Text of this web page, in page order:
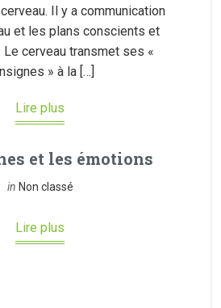
Il y a communication
et les plans conscients et
cerveau transmet ses «
» à la […]
Lire plus
et les émotions
in Non classé
Lire plus